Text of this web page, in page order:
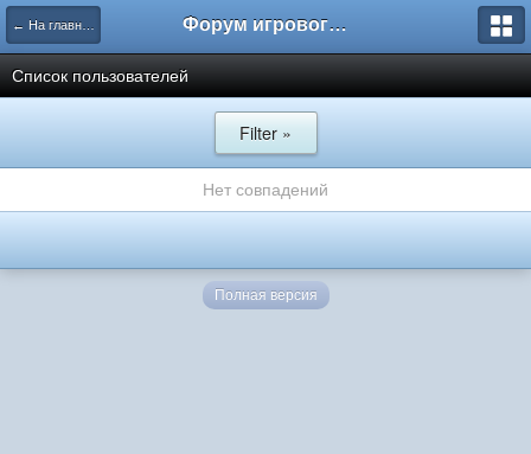
← На главную Форум игрового проекта Riverrise
Список пользователей
Filter »
Нет совпадений
Полная версия